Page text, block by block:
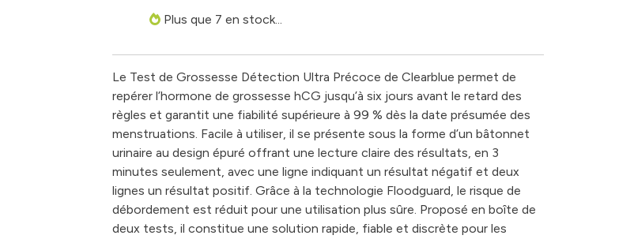
Plus que 7 en stock...
Le Test de Grossesse Détection Ultra Précoce de Clearblue permet de
repérer l’hormone de grossesse hCG jusqu’à six jours avant le retard des
règles et garantit une fiabilité supérieure à 99 % dès la date présumée des
menstruations. Facile à utiliser, il se présente sous la forme d’un bâtonnet
urinaire au design épuré offrant une lecture claire des résultats, en 3
minutes seulement, avec une ligne indiquant un résultat négatif et deux
lignes un résultat positif. Grâce à la technologie Floodguard, le risque de
débordement est réduit pour une utilisation plus sûre. Proposé en boîte de
deux tests, il constitue une solution rapide, fiable et discrète pour les